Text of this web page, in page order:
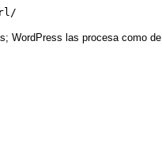
WordPress las procesa como de